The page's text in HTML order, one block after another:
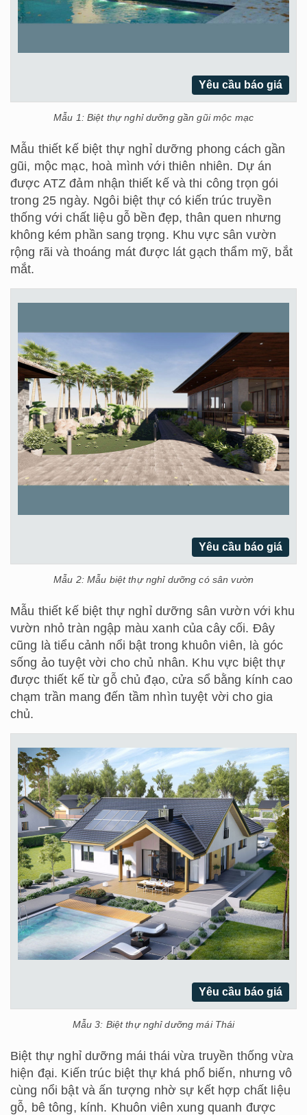
Yêu cầu báo giá
Mẫu 1: Biệt thự nghỉ dưỡng gần gũi mộc mạc
Mẫu thiết kế biệt thự nghỉ dưỡng phong cách gần
gũi, mộc mạc, hoà mình với thiên nhiên. Dự án
được ATZ đảm nhận thiết kế và thi công trọn gói
trong 25 ngày. Ngôi biệt thự có kiến trúc truyền
thống với chất liệu gỗ bền đẹp, thân quen nhưng
không kém phần sang trọng. Khu vực sân vườn
rộng rãi và thoáng mát được lát gạch thẩm mỹ, bắt
mắt.
Yêu cầu báo giá
Mẫu 2: Mẫu biệt thự nghỉ dưỡng có sân vườn
Mẫu thiết kế biệt thự nghỉ dưỡng sân vườn với khu
vườn nhỏ tràn ngập màu xanh của cây cối. Đây
cũng là tiểu cảnh nổi bật trong khuôn viên, là góc
sống ảo tuyệt vời cho chủ nhân. Khu vực biệt thự
được thiết kế từ gỗ chủ đạo, cửa sổ bằng kính cao
chạm trần mang đến tầm nhìn tuyệt vời cho gia
chủ.
Yêu cầu báo giá
Mẫu 3: Biệt thự nghỉ dưỡng mái Thái
Biệt thự nghỉ dưỡng mái thái vừa truyền thống vừa
hiện đại. Kiến trúc biệt thự khá phổ biến, nhưng vô
cùng nổi bật và ấn tượng nhờ sự kết hợp chất liệu
gỗ, bê tông, kính. Khuôn viên xung quanh được